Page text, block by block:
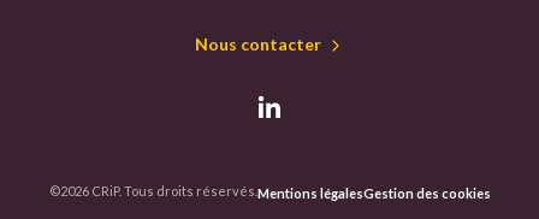
Nous contacter
©2026 CRiP. Tous droits réservés.Mentions légalesGestion des cookies